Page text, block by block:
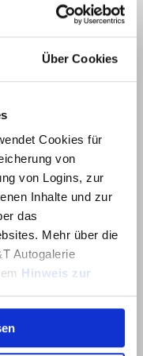
Über Cookies
Cookies für
von
von Logins, zur
Inhalte und zur
das
Mehr über die
Autogalerie
Hinweis zur
welche
möchten.